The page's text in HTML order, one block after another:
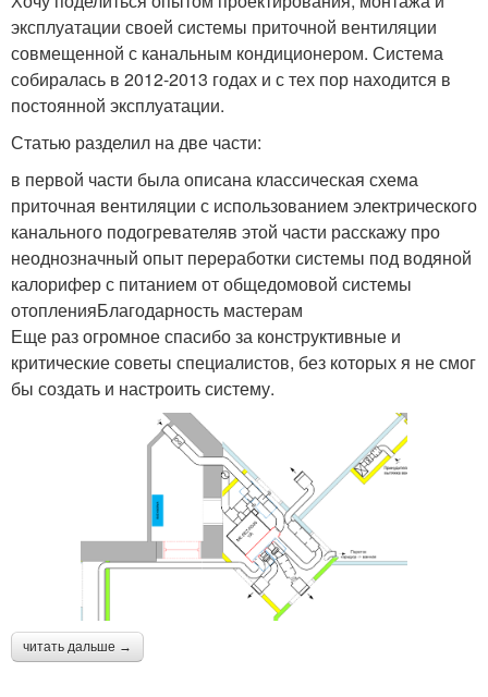
эксплуатации своей системы приточной вентиляции
совмещенной с канальным кондиционером. Система
собиралась в 2012-2013 годах и с тех пор находится в
постоянной эксплуатации.
Статью разделил на две части:
в первой части была описана классическая схема
приточная вентиляции с использованием электрического
канального подогревателяв этой части расскажу про
неоднозначный опыт переработки системы под водяной
калорифер с питанием от общедомовой системы
отопленияБлагодарность мастерам
Еще раз огромное спасибо за конструктивные и
критические советы специалистов, без которых я не смог
бы создать и настроить систему.
читать дальше →